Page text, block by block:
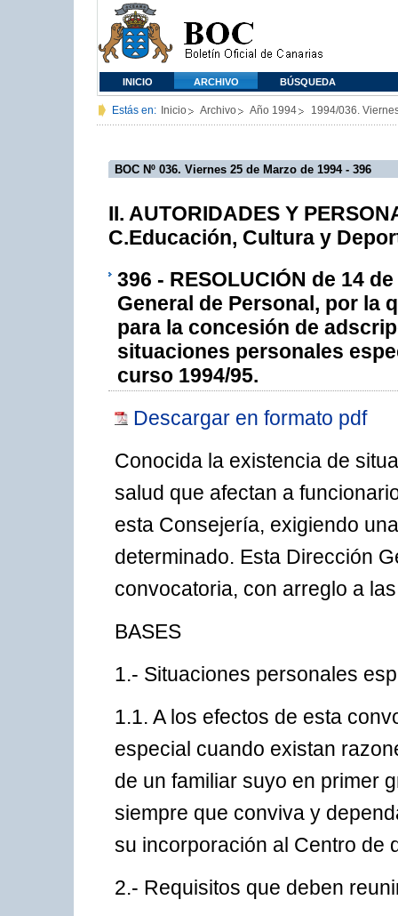
INICIO ARCHIVO BÚSQUEDA
Estás en: Inicio Archivo Año 1994 1994/036.
BOC Nº 036. Viernes 25 de Marzo de 1994 - 396
II. AUTORIDADES Y
C.Educación, Cultura y
396 - RESOLUCIÓN de 14
General de Personal, por la
para la concesión de
situaciones personales
curso 1994/95.
Descargar en formato pdf
Conocida la existencia de
salud que afectan a
esta Consejería, exigiendo
determinado. Esta Dirección
convocatoria, con arreglo a
BASES
1.- Situaciones personales
1.1. A los efectos de esta
especial cuando existan
de un familiar suyo en primer
siempre que conviva y
su incorporación al Centro de
2.- Requisitos que deben